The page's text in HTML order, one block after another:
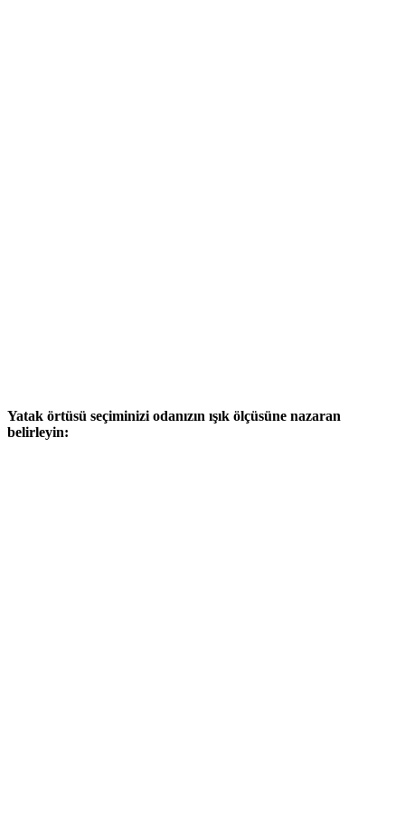
Yatak örtüsü seçiminizi odanızın ışık ölçüsüne nazaran
belirleyin: